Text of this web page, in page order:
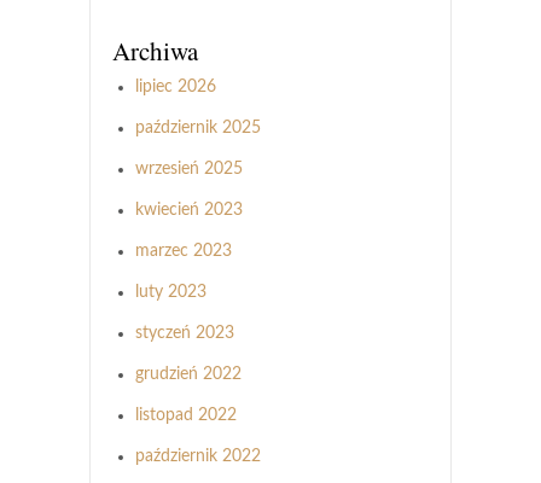
Archiwa
lipiec 2026
październik 2025
wrzesień 2025
kwiecień 2023
marzec 2023
luty 2023
styczeń 2023
grudzień 2022
listopad 2022
październik 2022